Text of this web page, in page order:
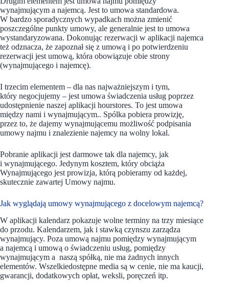
wynajmującym a najemcą. Jest to umowa standardowa.
W bardzo sporadycznych wypadkach można zmienić
poszczególne punkty umowy, ale generalnie jest to umowa
wystandaryzowana. Dokonując rezerwacji w aplikacji najemca
też odznacza, że zapoznał się z umową i po potwierdzeniu
rezerwacji jest umową, która obowiązuje obie strony
(wynajmującego i najemcę).
I trzecim elementem – dla nas najważniejszym i tym,
który negocjujemy – jest umowa świadczenia usług poprzez
udostępnienie naszej aplikacji hourstores. To jest umowa
między nami i wynajmującym.. Spólka pobiera prowizję,
przez to, że dajemy wynajmującemu możliwość podpisania
umowy najmu i znalezienie najemcy na wolny lokal.
Pobranie aplikacji jest darmowe tak dla najemcy, jak
i wynajmującego. Jedynym kosztem, który obciąża
Wynajmującego jest prowizja, którą pobieramy od każdej,
skutecznie zawartej Umowy najmu.
Jak wyglądają umowy wynajmującego z docelowym najemcą?
W aplikacji kalendarz pokazuje wolne terminy na trzy miesiące
do przodu. Kalendarzem, jak i stawką czynszu zarządza
wynajmujący. Poza umową najmu pomiędzy wynajmującym
a najemcą i umową o świadczeniu usług, pomiędzy
wynajmującym a naszą spółką, nie ma żadnych innych
elementów. Wszelkiedostępne media są w cenie, nie ma kaucji,
gwarancji, dodatkowych opłat, weksli, poręczeń itp.